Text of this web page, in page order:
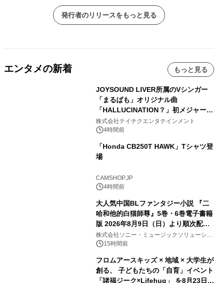
どまった。
発行者のリリースをもっと見る
エンタメの新着 もっと見る
JOYSOUND LIVER所属のVシンガー
「まるぱも」オリジナル曲
「HALLUCINATION？」初メジャー配
信リリース決定！
株式会社テイチクエンタテインメント
4時間前
「Honda CB250T HAWK」Tシャツ登
場
CAMSHOP.JP
4時間前
大人気中国BLファンタジー小説 『二
哈和他的白猫師尊』5巻・6巻電子書籍
版 2026年8月9日（日）より順次配信
開始
株式会社ソニー・ミュージックソリューショ
ンズ15時間前
フロムアースキッズ × 地域 × 大学生が
創る、 子どもたちの「自育」イベント
「諸福ジーク×Lifehug」 を8月23日